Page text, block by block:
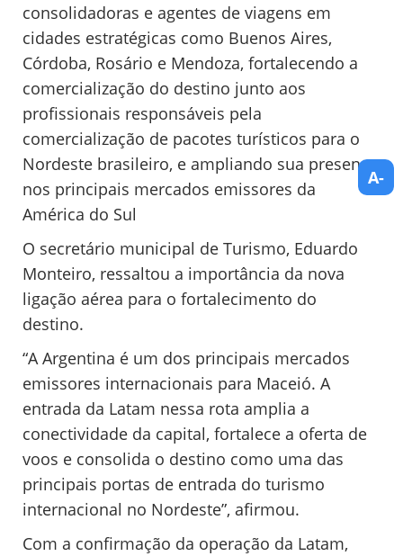
consolidadoras e agentes de viagens em
cidades estratégicas como Buenos Aires,
Córdoba, Rosário e Mendoza, fortalecendo a
comercialização do destino junto aos
profissionais responsáveis pela
comercialização de pacotes turísticos para o
Nordeste brasileiro, e ampliando sua presença
nos principais mercados emissores da
América do Sul
O secretário municipal de Turismo, Eduardo
Monteiro, ressaltou a importância da nova
ligação aérea para o fortalecimento do
destino.
“A Argentina é um dos principais mercados
emissores internacionais para Maceió. A
entrada da Latam nessa rota amplia a
conectividade da capital, fortalece a oferta de
voos e consolida o destino como uma das
principais portas de entrada do turismo
internacional no Nordeste”, afirmou.
Com a confirmação da operação da Latam,
A-